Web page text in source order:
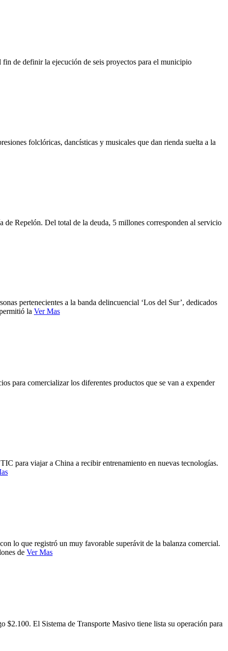
de definir la ejecución de seis proyectos para el municipio
folclóricas, dancísticas y musicales que dan rienda suelta a la
de Repelón. Del total de la deuda, 5 millones corresponden al servicio
pertenecientes a la banda delincuencial ‘Los del Sur’, dedicados
la Ver Mas
para comercializar los diferentes productos que se van a expender
para viajar a China a recibir entrenamiento en nuevas tecnologías.
lo que registró un muy favorable superávit de la balanza comercial.
de Ver Mas
$2.100. El Sistema de Transporte Masivo tiene lista su operación para